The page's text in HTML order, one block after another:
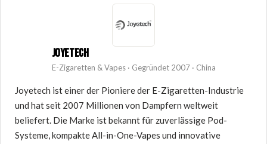
JOYETECH
E-Zigaretten & Vapes · Gegründet 2007 · China
Joyetech ist einer der Pioniere der E-Zigaretten-Industrie
und hat seit 2007 Millionen von Dampfern weltweit
beliefert. Die Marke ist bekannt für zuverlässige Pod-
Systeme, kompakte All-in-One-Vapes und innovative